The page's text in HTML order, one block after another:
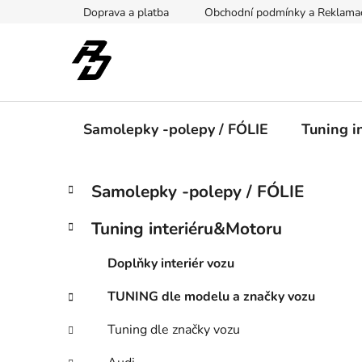
Doprava a platba Obchodní podmínky a
Samolepky -polepy / FÓLIE Tuning
P
s
a
n
n
Přeskočit
kategorie
K
a
e
i
e
Samolepky -polepy / FÓLIE
Tuning interiéru&Motoru
Doplňky interiér vozu
TUNING dle modelu a značky vozu
Tuning dle značky vozu